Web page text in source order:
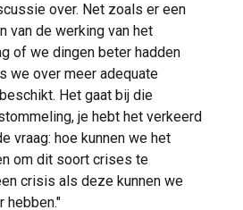
over. Net zoals er een
van de werking van het
of we dingen beter hadden
we over meer adequate
Het gaat bij die
je hebt het verkeerd
vraag: hoe kunnen we het
om dit soort crises te
crisis als deze kunnen we
hebben."